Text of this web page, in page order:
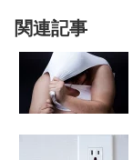
関連記事